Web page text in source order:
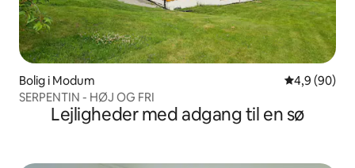
Bolig i Modum 4,9 ud af 5 i
4,9 (90)
SERPENTIN - HØJ OG FRI
Lejligheder med adgang til en sø